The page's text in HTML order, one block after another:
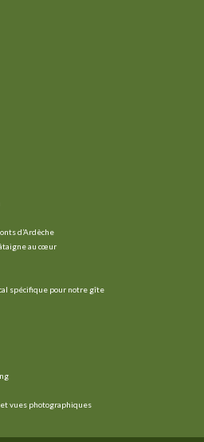
d’Ardèche
au cœur
spécifique pour notre gîte
vues photographiques